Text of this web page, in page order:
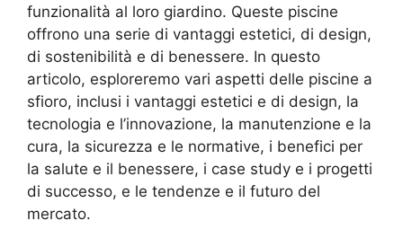
funzionalità al loro giardino. Queste piscine
offrono una serie di vantaggi estetici, di design,
di sostenibilità e di benessere. In questo
articolo, esploreremo vari aspetti delle piscine a
sfioro, inclusi i vantaggi estetici e di design, la
tecnologia e l’innovazione, la manutenzione e la
cura, la sicurezza e le normative, i benefici per
la salute e il benessere, i case study e i progetti
di successo, e le tendenze e il futuro del
mercato.